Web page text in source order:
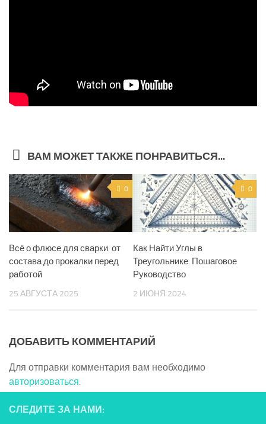
ВАМ МОЖЕТ ТАКЖЕ ПОНРАВИТЬСЯ...
0
Всё о флюсе для сварки: от
состава до прокалки перед
работой
25 АВГУСТА 2025
0
Как Найти Углы в
Треугольнике: Пошаговое
Руководство
2 ИЮНЯ 2024
ДОБАВИТЬ КОММЕНТАРИЙ
Для отправки комментария вам необходимо
авторизоваться.
СЛЕДИТЕ ЗА НАМИ: